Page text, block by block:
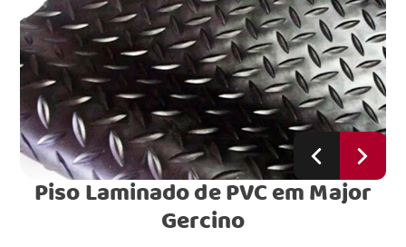
Piso Laminado de PVCem Major
Gercino